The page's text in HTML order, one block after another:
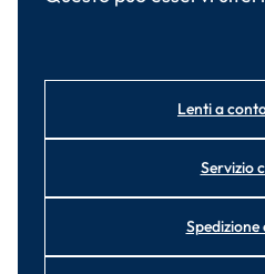
Lenti a
Servizio
Spedizione